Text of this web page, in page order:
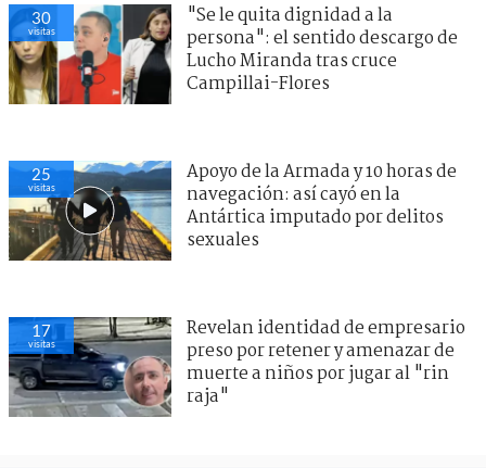
30
visitas
"Se le quita dignidad a la
persona": el sentido descargo de
Lucho Miranda tras cruce
Campillai-Flores
25
visitas
Apoyo de la Armada y 10 horas de
navegación: así cayó en la
Antártica imputado por delitos
sexuales
17
visitas
Revelan identidad de empresario
preso por retener y amenazar de
muerte a niños por jugar al "rin
raja"